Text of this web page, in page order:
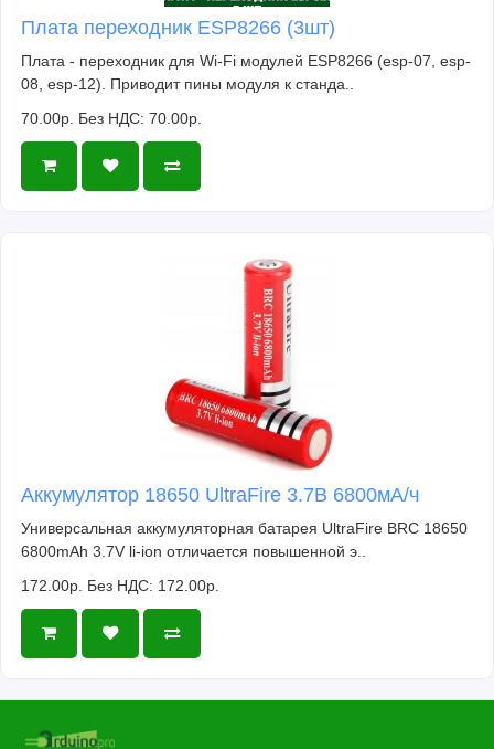
Плата переходник ESP8266 (3шт)
Плата - переходник для Wi-Fi модулей ESP8266 (esp-07, esp-
08, esp-12). Приводит пины модуля к станда..
70.00р. Без НДС: 70.00р.
Аккумулятор 18650 UltraFire 3.7В 6800мА/ч
Универсальная аккумуляторная батарея UltraFire BRC 18650
6800mAh 3.7V li-ion отличается повышенной э..
172.00р. Без НДС: 172.00р.